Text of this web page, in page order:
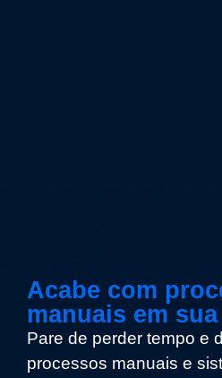
Acabe com
manuais em
Pare de perder tempo e
processos manuais e